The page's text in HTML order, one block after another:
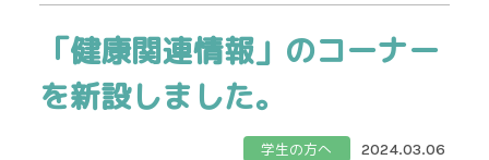
「健康関連情報」のコーナー
を新設しました。
学生の方へ 2024.03.06